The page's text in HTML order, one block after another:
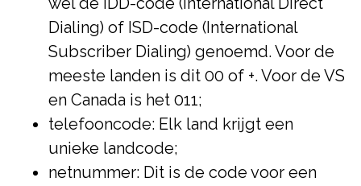
Dialing) of ISD-code (International
Subscriber Dialing) genoemd. Voor de
meeste landen is dit 00 of +. Voor de VS
en Canada is het 011;
telefooncode: Elk land krijgt een
unieke landcode;
netnummer: Dit is de code voor een